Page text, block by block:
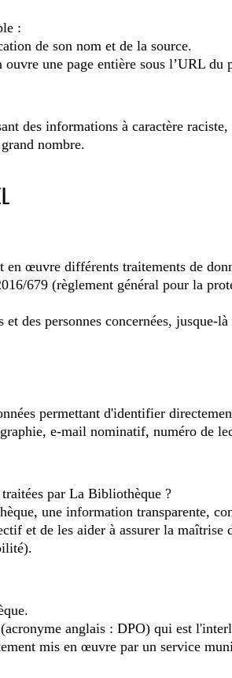
:
de son nom et de la source.
une page entière sous l’URL du
des informations à caractère
nombre.
œuvre différents traitements de
679 (règlement général pour la
des personnes concernées,
permettant d'identifier
e-mail nominatif, numéro de
par La Bibliothèque ?
une information transparente,
et de les aider à assurer la
anglais : DPO) qui est
mis en œuvre par un service